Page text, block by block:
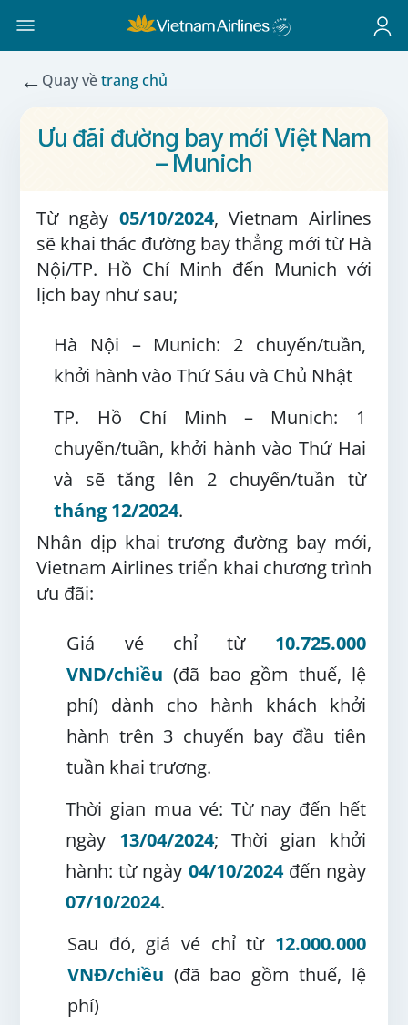
← Quay vềtrang chủ
Ưu đãi đường bay mới Việt Nam
– Munich
Từ ngày 05/10/2024, Vietnam Airlines
sẽ khai thác đường bay thẳng mới từ Hà
Nội/TP. Hồ Chí Minh đến Munich với
lịch bay như sau;
Hà Nội – Munich: 2 chuyến/tuần,
khởi hành vào Thứ Sáu và Chủ Nhật
TP. Hồ Chí Minh – Munich: 1
chuyến/tuần, khởi hành vào Thứ Hai
và sẽ tăng lên 2 chuyến/tuần từ
tháng 12/2024.
Nhân dịp khai trương đường bay mới,
Vietnam Airlines triển khai chương trình
ưu đãi:
Giá vé chỉ từ 10.725.000
VND/chiều (đã bao gồm thuế, lệ
phí) dành cho hành khách khởi
hành trên 3 chuyến bay đầu tiên
tuần khai trương.
Thời gian mua vé: Từ nay đến hết
ngày 13/04/2024; Thời gian khởi
hành: từ ngày 04/10/2024đến ngày
07/10/2024.
Sau đó, giá vé chỉ từ 12.000.000
VNĐ/chiều (đã bao gồm thuế, lệ
phí)